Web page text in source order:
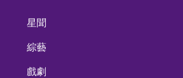
星聞
綜藝
戲劇